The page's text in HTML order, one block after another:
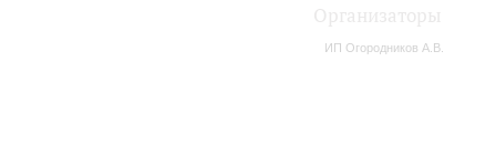
ИП Огородников А.В.